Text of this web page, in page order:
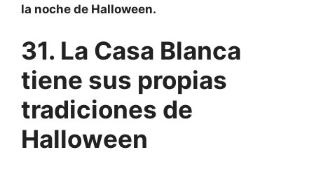
la noche de Halloween.
31. La Casa Blanca
tiene sus propias
tradiciones de
Halloween